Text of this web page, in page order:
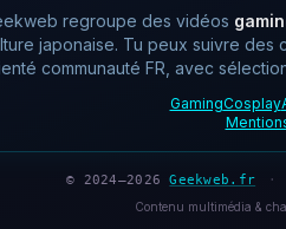
regroupe des vidéos
japonaise. Tu peux suivre des
communauté FR, avec
GamingCosplay
© 2024–2026Geekweb.fr ·
Contenu multimédia &